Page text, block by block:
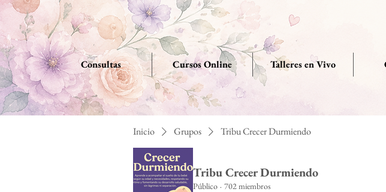
Consultas Cursos Online Talleres en Vivo
Inicio Grupos Tribu Crecer Durmiendo
Tribu Crecer Durmiendo
Público · 702 miembros